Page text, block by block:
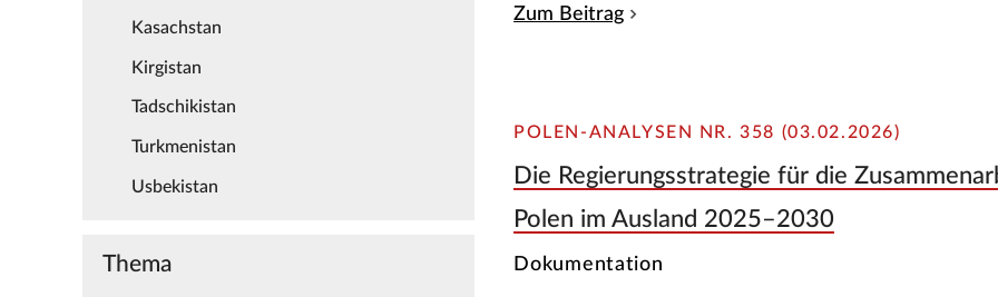
Kasachstan
Kirgistan
Tadschikistan
Turkmenistan
Usbekistan
Thema
Zum Beitrag
POLEN-ANALYSEN NR. 358 (03.02.2026)
Die Regierungsstrategie für die
Polen im Ausland 2025–2030
Dokumentation